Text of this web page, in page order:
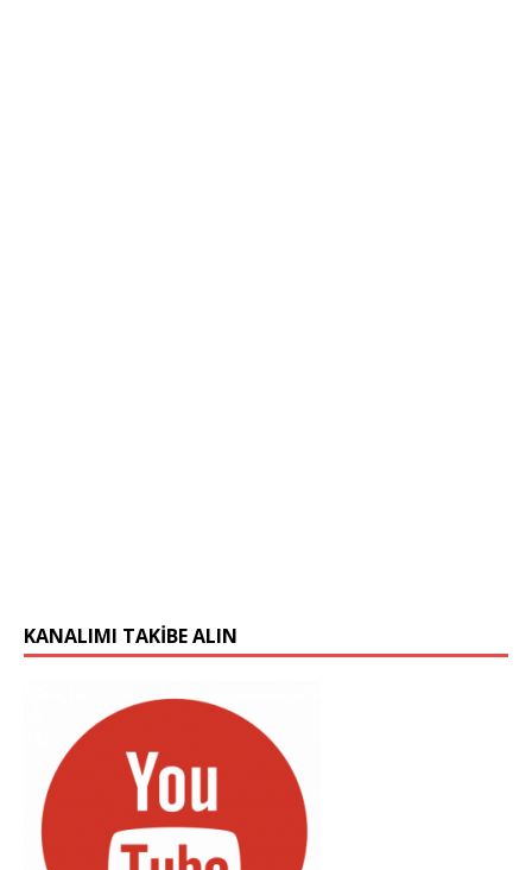
KANALIMI TAKIBE ALIN